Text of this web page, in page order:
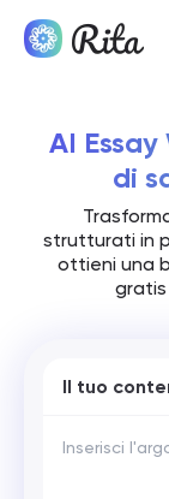
AI
di
strutturati in
ottieni una
gratis
Il tuo